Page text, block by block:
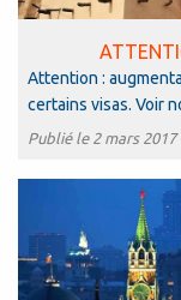
Attention :
certains visas. Voir
Publié le 2 mars 2017